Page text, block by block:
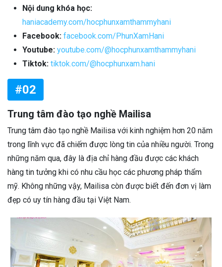
Nội dung khóa học:
haniacademy.com/hocphunxamthammyhani
Facebook: facebook.com/PhunXamHani
Youtube: youtube.com/@hocphunxamthammyhani
Tiktok: tiktok.com/@hocphunxam.hani
#02
Trung tâm đào tạo nghề Mailisa
Trung tâm đào tạo nghề Mailisa với kinh nghiệm hơn 20 năm
trong lĩnh vực đã chiếm được lòng tin của nhiều người. Trong
những năm qua, đây là địa chỉ hàng đầu được các khách
hàng tin tưởng khi có nhu cầu học các phương pháp thẩm
mỹ. Không những vậy, Mailisa còn được biết đến đơn vị làm
đẹp có uy tín hàng đầu tại Việt Nam.